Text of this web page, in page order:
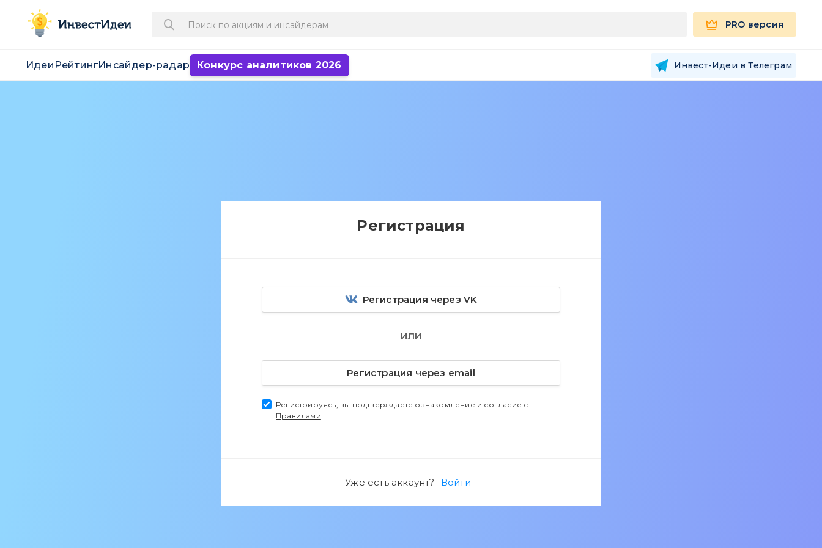
PRO версия
Идеи РейтингИнсайдер-радар Конкурс аналитиков 2026 Инвест-Идеи в Телеграм
Регистрация
Регистрация через VK
ИЛИ
Регистрация через email
Регистрируясь, вы подтверждаете ознакомление и согласие с
Правилами
Уже есть аккаунт? Войти